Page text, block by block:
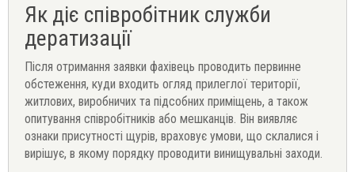
Як діє співробітник служби
дератизації
Після отримання заявки фахівець проводить первинне
обстеження, куди входить огляд прилеглої території,
житлових, виробничих та підсобних приміщень, а також
опитування співробітників або мешканців. Він виявляє
ознаки присутності щурів, враховує умови, що склалися і
вирішує, в якому порядку проводити винищувальні заходи.